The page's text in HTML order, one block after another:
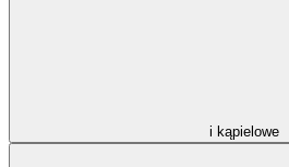
i kąpielowe